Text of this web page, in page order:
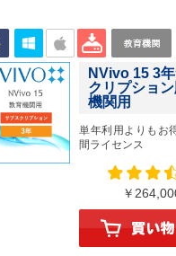
NVivo 15 3
クリプショ
機関用
単年利用よりもお
間ライセンス
￥